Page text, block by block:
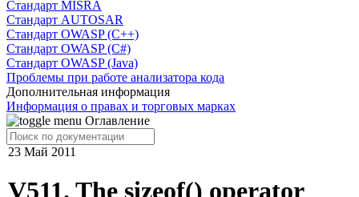
Cтандарт MISRA
Стандарт AUTOSAR
Стандарт OWASP (C++)
Стандарт OWASP (C#)
Стандарт OWASP (Java)
Проблемы при работе анализатора кода
Дополнительная информация
Информация о правах и торговых марках
Оглавление
23 Май 2011
V511. The sizeof() operator